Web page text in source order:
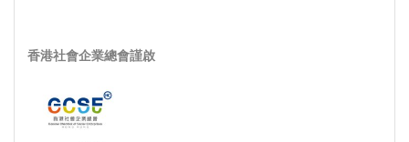
香港社會企業總會謹啟